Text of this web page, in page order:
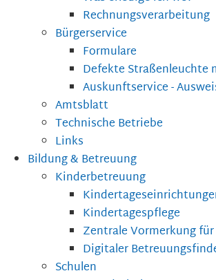
Rechnungsverarbeitung
Bürgerservice
Formulare
Defekte Straßenleuchte
Auskunftservice -
Amtsblatt
Technische Betriebe
Links
Bildung & Betreuung
Kinderbetreuung
Kindertagespflege
Zentrale Vormerkung
Digitaler
Schulen